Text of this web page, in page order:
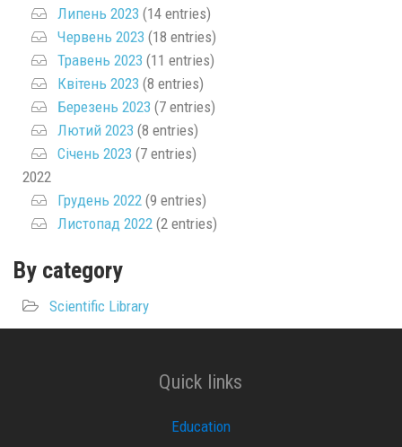
Липень 2023 (14 entries)
Червень 2023 (18 entries)
Травень 2023 (11 entries)
Квітень 2023 (8 entries)
Березень 2023 (7 entries)
Лютий 2023 (8 entries)
Січень 2023 (7 entries)
2022
Грудень 2022 (9 entries)
Листопад 2022 (2 entries)
By category
Scientific Library
Quick links
Education